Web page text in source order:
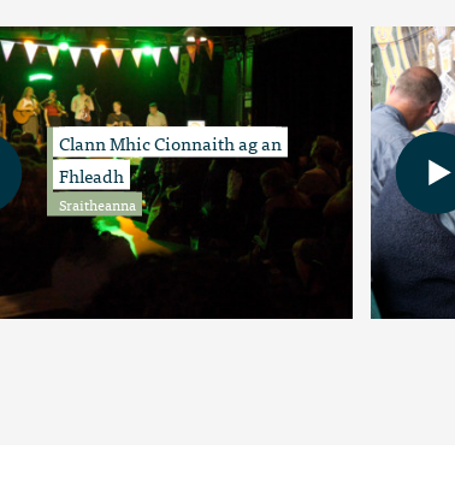
Clann Mhic Cionnaith ag an
Fhleadh
Sraitheanna